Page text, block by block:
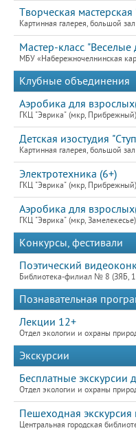
Творческая
Картинная галерея, большой зал
Мастер-класс
МБУ «Набережночелнинская
Клубные объединения
Аэробика для
ГКЦ "Эврика" (мкр, Прибрежный)
Детская изостудия
Картинная галерея, большой зал
Электротехника (6+)
ГКЦ "Эврика" (мкр, Прибрежный)
Аэробика для
ГКЦ "Эврика" (мкр, Замелекесье)
Конкурсы, фестивали
Поэтический
Библиотека-филиал № 8 (ЗЯБ,
Познавательная
Лекции 12+
Отдел экологии и охраны
Экскурсии
Бесплатные экскурсии
Отдел экологии и охраны
Пешеходная экскурсия
Центральная городская